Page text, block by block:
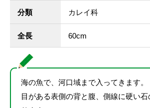
分類 カレイ科
全長 60cm
海の魚で、河口域まで入ってきます。
目がある表側の背と腹、側線に硬い